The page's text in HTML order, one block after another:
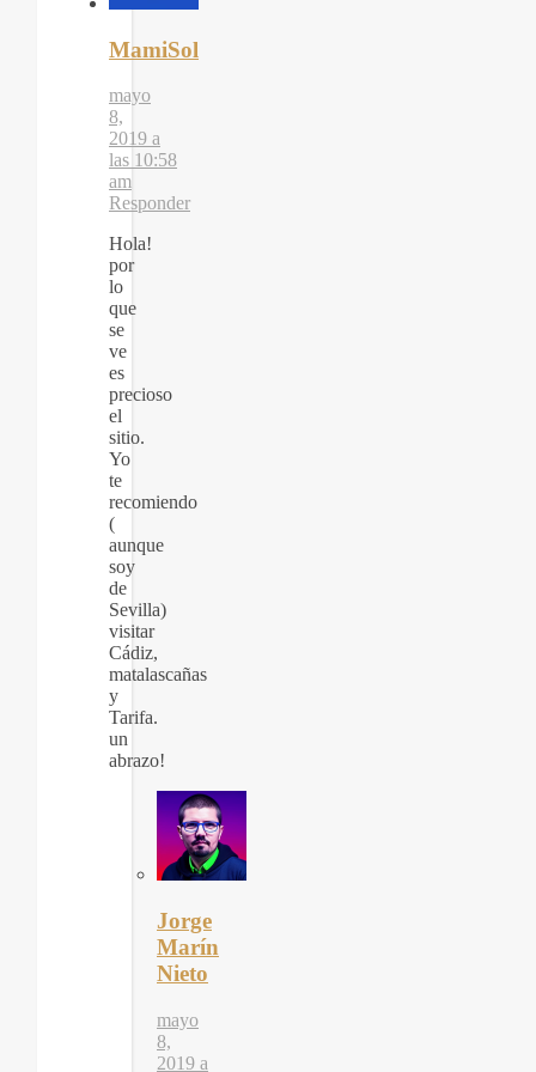
MamiSol
mayo
8,
2019 a
las 10:58
am
Responder
Hola!
por
lo
que
se
ve
es
precioso
el
sitio.
Yo
te
recomiendo
(
aunque
soy
de
Sevilla)
visitar
Cádiz,
matalascañas
y
Tarifa.
un
abrazo!
Jorge
Marín
Nieto
mayo
8,
2019 a